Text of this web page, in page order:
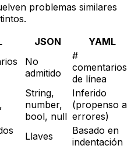
problemas similares
JSON YAML
No
admitido
#
comentarios
de línea
String,
number,
bool, null
Inferido
(propenso a
errores)
Llaves
Basado en
indentación